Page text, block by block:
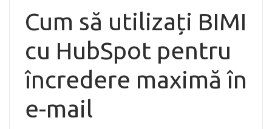
Cum să utilizați BIMI
cu HubSpot pentru
încredere maximă în
e-mail